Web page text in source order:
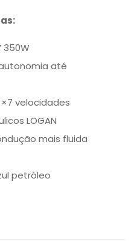
350W
até
velocidades
LOGAN
mais fluida
petróleo